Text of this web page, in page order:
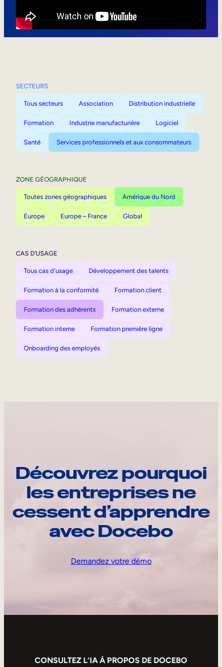
SECTEURS
Tous secteurs Association Distribution industrielle
Formation Industrie manufacturière Logiciel
Santé Services professionnels et aux consommateurs
ZONE GÉOGRAPHIQUE
Toutes zones géographiques Amérique du Nord
Europe Europe – France Global
CAS D’USAGE
Tous cas d'usage Développement des talents
Formation à la conformité Formation client
Formation des adhérents Formation externe
Formation interne Formation première ligne
Onboarding des employés
Découvrez pourquoi
les entreprises ne
cessent d’apprendre
avec Docebo
Demandez votre démo
CONSULTEZ L’IA À PROPOS DE DOCEBO